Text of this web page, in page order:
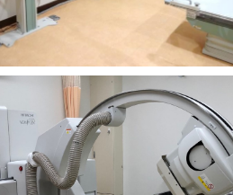
X線TV透視検査